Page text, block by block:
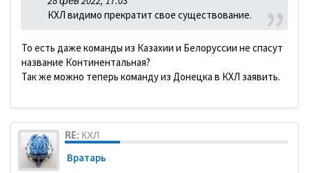
КХЛ видимо прекратит свое существование.
То есть даже команды из Казахии и Белоруссии не спасут
название Континентальная?
Так же можно теперь команду из Донецка в КХЛ заявить.
RE: КХЛ
Вратарь